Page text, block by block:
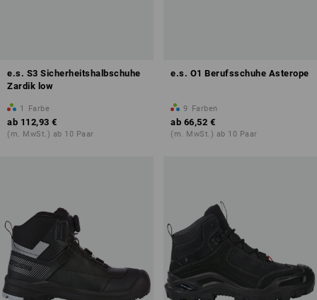
e.s. S3 Sicherheitshalbschuhe
Zardik low
1 Farbe
ab 112,93 €
(m. MwSt.) ab 10 Paar
e.s. O1 Berufsschuhe Asterope
9 Farben
ab 66,52 €
(m. MwSt.) ab 10 Paar